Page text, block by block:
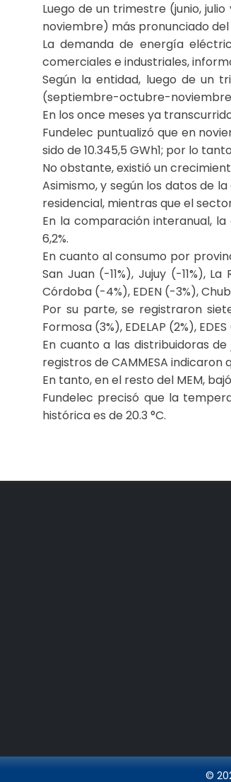
Luego de un trimestre (junio,
noviembre) más pronunciado
La demanda de energía
comerciales e industriales,
Según la entidad, luego de un
(septiembre-octubre-
En los once meses ya
Fundelec puntualizó que en
sido de 10.345,5 GWh1; por lo
No obstante, existió un
Asimismo, y según los datos de
residencial, mientras que el
En la comparación interanual,
6,2%.
En cuanto al consumo por
San Juan (-11%), Jujuy (-11%),
Córdoba (-4%), EDEN (-3%),
Por su parte, se registraron
Formosa (3%), EDELAP (2%),
En cuanto a las distribuidoras
registros de CAMMESA indicaron
En tanto, en el resto del MEM,
Fundelec precisó que la
histórica es de 20.3 °C.
©